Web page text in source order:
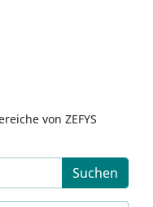
von ZEFYS
Suchen